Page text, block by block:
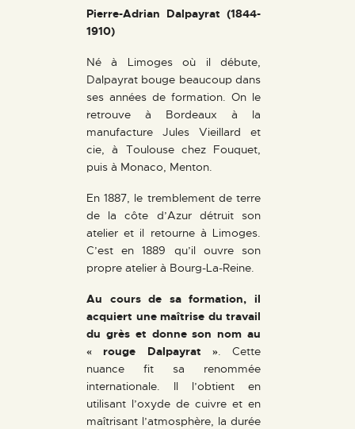
Pierre-Adrian Dalpayrat (1844-
1910)
Né à Limoges où il débute,
Dalpayrat bouge beaucoup dans
ses années de formation. On le
retrouve à Bordeaux à la
manufacture Jules Vieillard et
cie, à Toulouse chez Fouquet,
puis à Monaco, Menton.
En 1887, le tremblement de terre
de la côte d’Azur détruit son
atelier et il retourne à Limoges.
C’est en 1889 qu’il ouvre son
propre atelier à Bourg-La-Reine.
Au cours de sa formation, il
acquiert une maîtrise du travail
du grès et donne son nom au
« rouge Dalpayrat ». Cette
nuance fit sa renommée
internationale. Il l’obtient en
utilisant l’oxyde de cuivre et en
maîtrisant l’atmosphère, la durée